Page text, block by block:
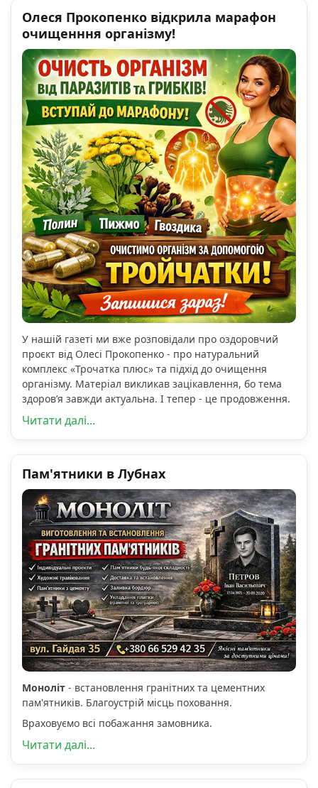
Олеся Прокопенко відкрила марафон
очищенння організму!
У нашій газеті ми вже розповідали про оздоровчий
проєкт від Олесі Прокопенко - про натуральний
комплекс «Трочатка плюс» та підхід до очищення
організму. Матеріал викликав зацікавлення, бо тема
здоров’я завжди актуальна. І тепер - це продовження.
Читати далі...
Пам'ятники в Лубнах
Моноліт - встановлення гранітних та цементних
пам'ятників. Благоустрій місць поховання.
Враховуємо всі побажання замовника.
Читати далі...